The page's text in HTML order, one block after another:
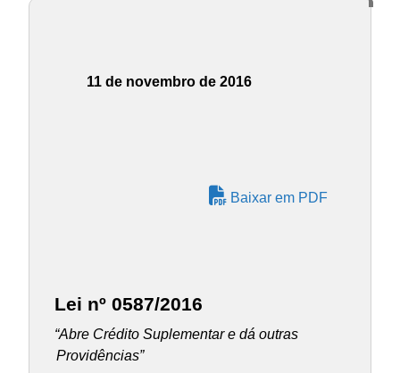
11 de novembro de 2016
Baixar em PDF
Lei nº 0587/2016
“Abre Crédito Suplementar e dá outras
Providências”